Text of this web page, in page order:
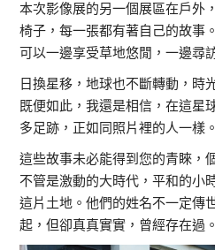
本次影像展的另一個展區在戶外
椅子，每一張都有著自己的故事
可以一邊享受草地悠閒，一邊尋
日換星移，地球也不斷轉動，時
既便如此，我還是相信，在這星
多足跡，正如同照片裡的人一樣。
這些故事未必能得到您的青睞，
不管是激動的大時代，平和的小
這片土地。他們的姓名不一定傳
起，但卻真真實實，曾經存在過。